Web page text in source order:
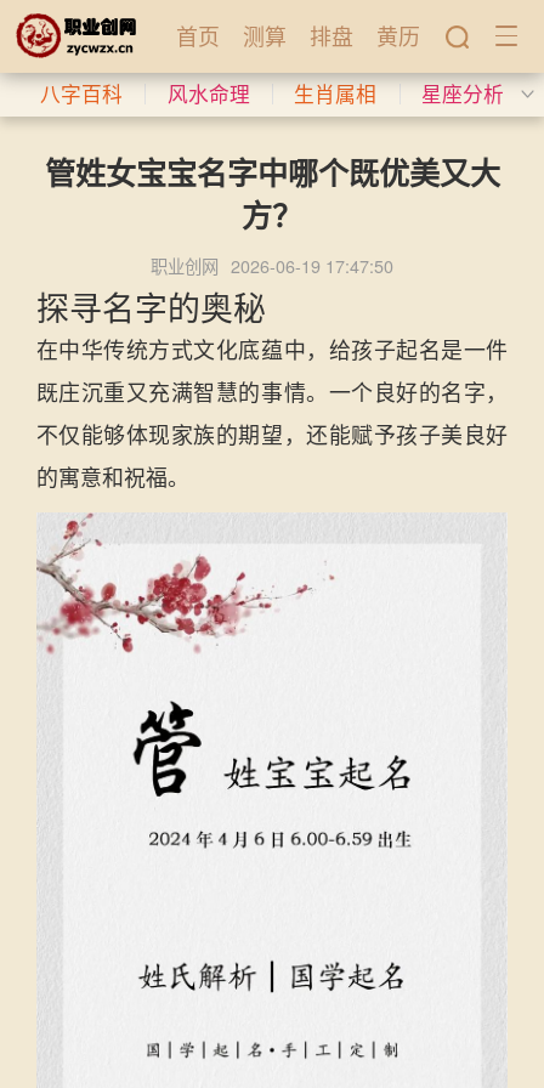
首页 测算 排盘 黄历
八字百科 风水命理 生肖属相 星座分析
管姓女宝宝名字中哪个既优美又大
方？
职业创网 2026-06-19 17:47:50
探寻名字的奥秘
在中华传统方式文化底蕴中，给孩子起名是一件
既庄沉重又充满智慧的事情。一个良好的名字，
不仅能够体现家族的期望，还能赋予孩子美良好
的寓意和祝福。